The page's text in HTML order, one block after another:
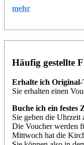
mehr
Häufig gestellte
Erhalte ich Original-
Sie erhalten einen
Buche ich ein festes
Sie geben die Uhrzeit
Die Voucher werden
Mittwoch hat die